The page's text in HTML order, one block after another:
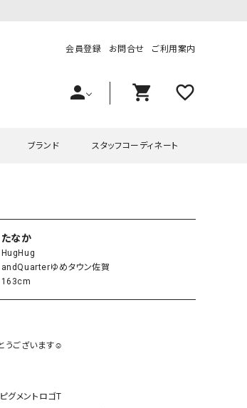
会員登録 お問合せ ご利用案内
person shopping_cart favorite_outline
ニック
他スカート
ル
ブランド
ナイン/アンジェリコルーチェ
ハグム）
ドット）
（アンドクウォーター） HUMS（ハムズ）
（ラッピンナイン）
スタッフコーディネート
たなか
HugHug
andQuarterゆめタウン佐賀
163cm
うございます☺︎
グメントロゴT